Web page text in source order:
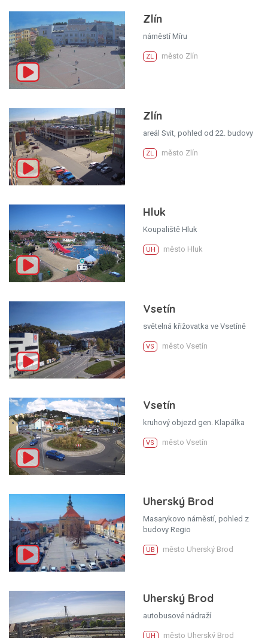
Zlín
náměstí Míru
ZL město Zlín
Zlín
areál Svit, pohled od 22. budovy
ZL město Zlín
Hluk
Koupaliště Hluk
UH město Hluk
Vsetín
světelná křižovatka ve Vsetíně
VS město Vsetín
Vsetín
kruhový objezd gen. Klapálka
VS město Vsetín
Uherský Brod
Masarykovo náměstí, pohled z
budovy Regio
UB město Uherský Brod
Uherský Brod
autobusové nádraží
UH město Uherský Brod